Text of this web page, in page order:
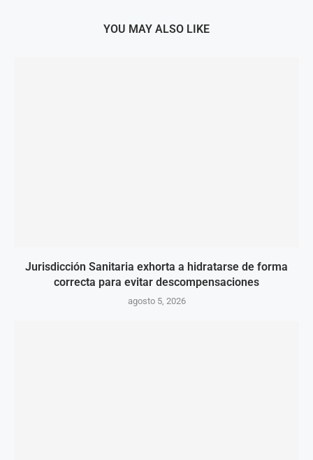
YOU MAY ALSO LIKE
Jurisdicción Sanitaria exhorta a hidratarse de forma
correcta para evitar descompensaciones
agosto 5, 2026